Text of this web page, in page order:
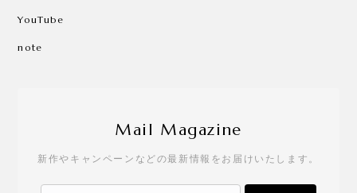
YouTube
note
Mail Magazine
新作やキャンペーンなどの最新情報をお届けいたします。